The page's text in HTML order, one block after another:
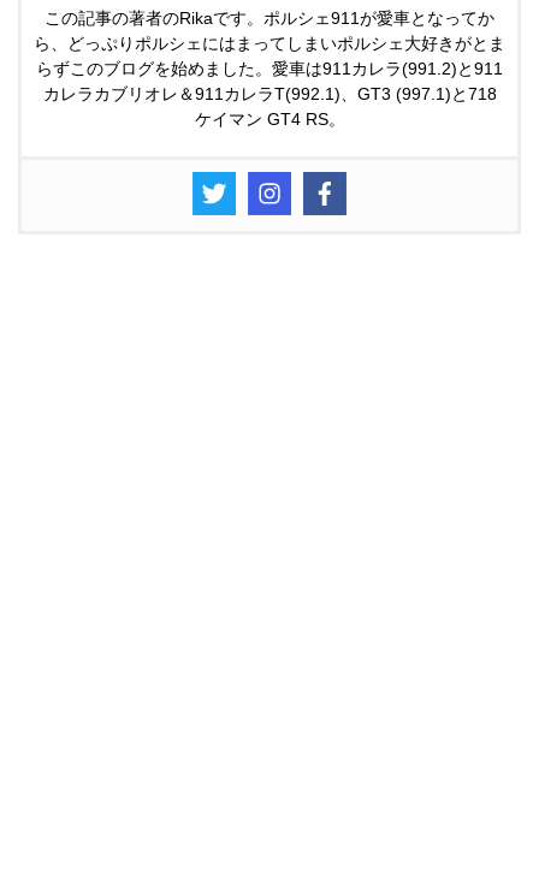
この記事の著者のRikaです。ポルシェ911が愛車となってか
ら、どっぷりポルシェにはまってしまいポルシェ大好きがとま
らずこのブログを始めました。愛車は911カレラ(991.2)と911
カレラカブリオレ＆911カレラT(992.1)、GT3 (997.1)と718
ケイマン GT4 RS。